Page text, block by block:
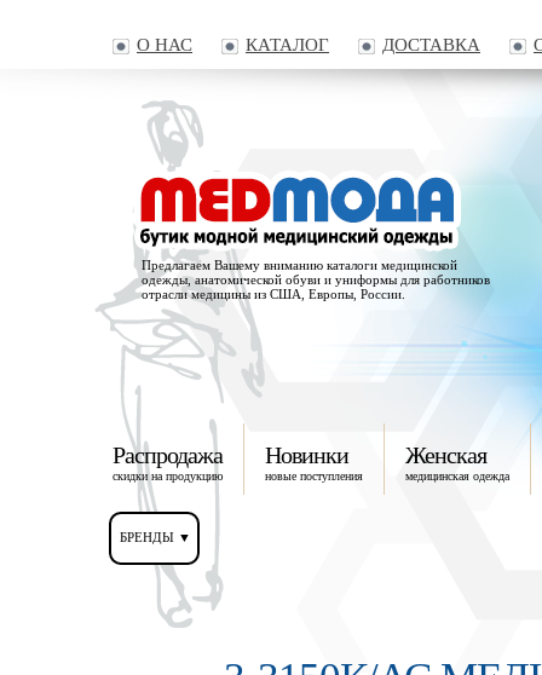
О НАС КАТАЛОГ ДОСТАВКА
Предлагаем Вашему вниманию каталоги медицинской
одежды, анатомической обуви и униформы для работников
отрасли медицины из США, Европы, России.
Распродажа
скидки на продукцию
Новинки
новые поступления
Женская
медицинская одежда
БРЕНДЫ ▼